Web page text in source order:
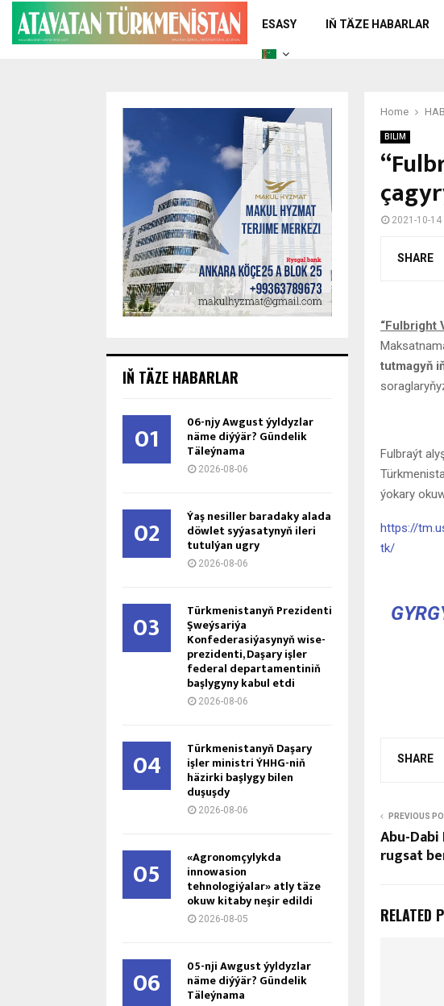
ESASY IŇ TÄZE HABARLAR
Home
BILIM
2021-10-14
SHARE
“Fulbright
tutmagyň
Fulbraýt
ýokary
https://
tk/
SHARE
PREVIOUS
Abu-
rugsat
RELATED
IŇ TÄZE HABARLAR
01 06-njy Awgust ýyldyzlar
näme diýýär? Gündelik
Täleýnama
2026-08-06
02 Ýaş ne­sil­ler ba­ra­da­ky ala­da
döw­let sy­ýa­sa­ty­nyň ile­ri
tu­tul­ýan ug­ry
2026-08-06
03 Türkmenistanyň Prezidenti
Şweýsariýa
Konfederasiýasynyň wise-
prezidenti, Daşary işler
federal departamentiniň
başlygyny kabul etdi
2026-08-06
04 Türkmenistanyň Daşary
işler ministri ÝHHG-niň
häzirki başlygy bilen
duşuşdy
2026-08-06
05 «Agronomçylykda
innowasion
tehnologiýalar» atly täze
okuw kitaby neşir edildi
2026-08-05
06 05-nji Awgust ýyldyzlar
näme diýýär? Gündelik
Täleýnama